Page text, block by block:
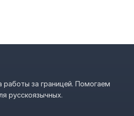
за границей. Помогаем
русскоязычных.